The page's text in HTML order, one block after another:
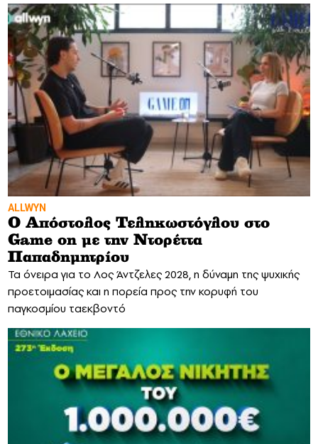
ALLWYN
Ο Απόστολος Τεληκωστόγλου στο
Game on με την Ντορέττα
Παπαδημητρίου
Τα όνειρα για το Λος Άντζελες 2028, η δύναμη της ψυχικής
προετοιμασίας και η πορεία προς την κορυφή του
παγκοσμίου ταεκβοντό